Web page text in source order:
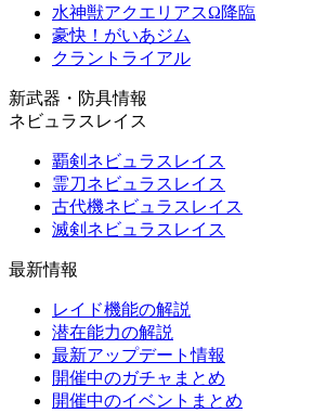
水神獣アクエリアスΩ降臨
豪快！がいあジム
クラントライアル
新武器・防具情報
ネビュラスレイス
覇剣ネビュラスレイス
霊刀ネビュラスレイス
古代機ネビュラスレイス
滅剣ネビュラスレイス
最新情報
レイド機能の解説
潜在能力の解説
最新アップデート情報
開催中のガチャまとめ
開催中のイベントまとめ